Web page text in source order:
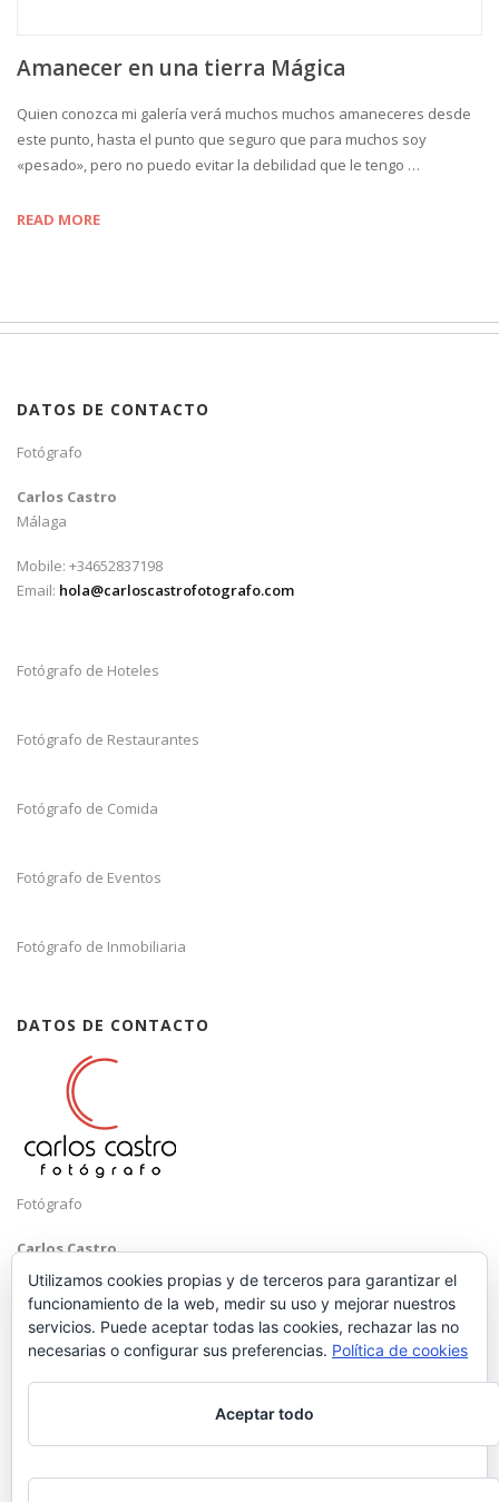
Amanecer en una tierra Mágica
Quien conozca mi galería verá muchos muchos amaneceres desde
este punto, hasta el punto que seguro que para muchos soy
«pesado», pero no puedo evitar la debilidad que le tengo …
READ MORE
DATOS DE CONTACTO
Fotógrafo
Carlos Castro
Málaga
Mobile: +34652837198
Email: hola@carloscastrofotografo.com
Fotógrafo de Hoteles
Fotógrafo de Restaurantes
Fotógrafo de Comida
Fotógrafo de Eventos
Fotógrafo de Inmobiliaria
DATOS DE CONTACTO
Fotógrafo
Carlos Castro
Málaga
Mobile: +34 652 83 71 98
hola@carloscastrofotografo.com
Utilizamos cookies propias y de terceros para garantizar el
funcionamiento de la web, medir su uso y mejorar nuestros
servicios. Puede aceptar todas las cookies, rechazar las no
necesarias o configurar sus preferencias. Política de cookies
Aceptar todo